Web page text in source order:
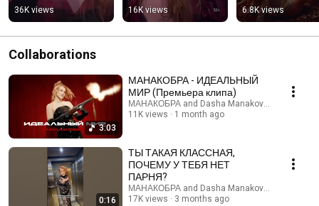
NOW!"
36K views
TOGETHER NOW"
THIS FRIDAY!
16K views 6.8K views
Collaborations
3:03
МАНАКОБРА - ИДЕАЛЬНЫЙ
МИР (Премьера клипа)
МАНАКОБРА and Dasha Manakova Easy Music
11K views
1 month ago
0:16
ТЫ ТАКАЯ КЛАССНАЯ,
ПОЧЕМУ У ТЕБЯ НЕТ
ПАРНЯ?
МАНАКОБРА and Dasha Manakova Easy Music
17K views
3 months ago